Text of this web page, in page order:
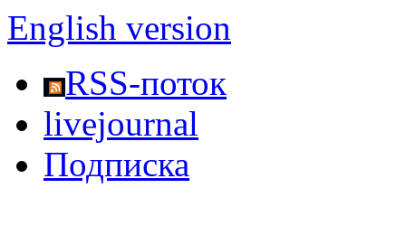
English version
RSS-поток
livejournal
Подписка